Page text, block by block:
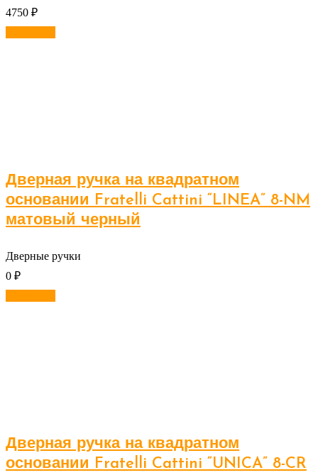
4750 ₽
Дверная ручка на квадратном
основании Fratelli Cattini “LINEA” 8-NM
матовый черный
Дверные ручки
0 ₽
Дверная ручка на квадратном
основании Fratelli Cattini “UNICA” 8-CR